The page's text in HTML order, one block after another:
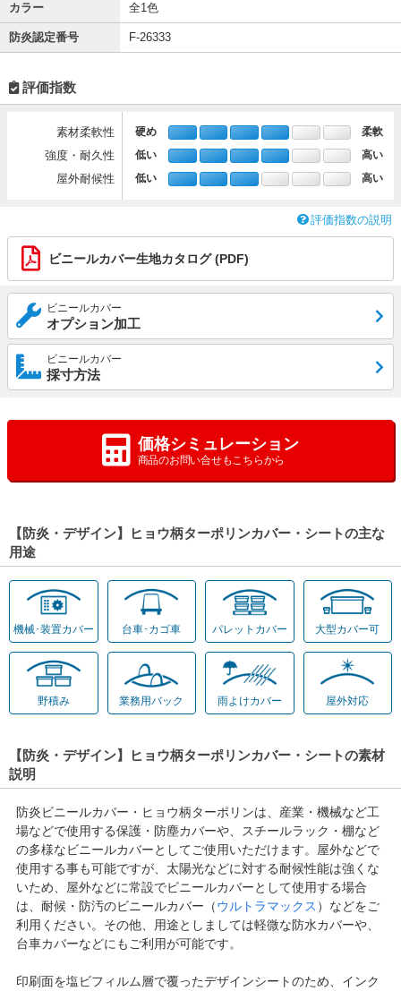
カラー 全1色
防炎認定番号 F-26333
評価指数
素材柔軟性 硬め 柔軟
強度・耐久性 低い 高い
屋外耐候性 低い 高い
評価指数の説明
ビニールカバー生地カタログ (PDF)
ビニールカバー
オプション加工
ビニールカバー
採寸方法
価格シミュレーション
商品のお問い合せもこちらから
【防炎・デザイン】ヒョウ柄ターポリンカバー・シートの主な
用途
機械･装置カバー 台車･カゴ車 パレットカバー 大型カバー可
野積み 業務用バック 雨よけカバー 屋外対応
【防炎・デザイン】ヒョウ柄ターポリンカバー・シートの素材
説明
防炎ビニールカバー・ヒョウ柄ターポリンは、産業・機械など工
場などで使用する保護・防塵カバーや、スチールラック・棚など
の多様なビニールカバーとしてご使用いただけます。屋外などで
使用する事も可能ですが、太陽光などに対する耐候性能は強くな
いため、屋外などに常設でビニールカバーとして使用する場合
は、耐候・防汚のビニールカバー（ウルトラマックス ）などをご
利用ください。その他、用途としましては軽微な防水カバーや、
台車カバーなどにもご利用が可能です。
印刷面を塩ビフィルム層で覆ったデザインシートのため、インク